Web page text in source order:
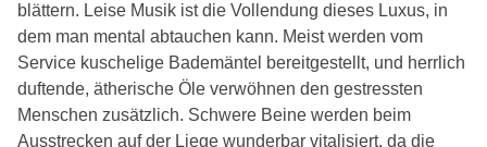
blättern. Leise Musik ist die Vollendung dieses Luxus, in
dem man mental abtauchen kann. Meist werden vom
Service kuschelige Bademäntel bereitgestellt, und herrlich
duftende, ätherische Öle verwöhnen den gestressten
Menschen zusätzlich. Schwere Beine werden beim
Ausstrecken auf der Liege wunderbar vitalisiert, da die